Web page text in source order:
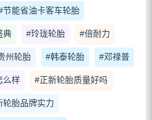
节能省油卡客车轮胎
典 #玲珑轮胎 #倍耐力
州轮胎 #韩泰轮胎 #邓禄普
么样 #正新轮胎质量好吗
轮胎品牌实力